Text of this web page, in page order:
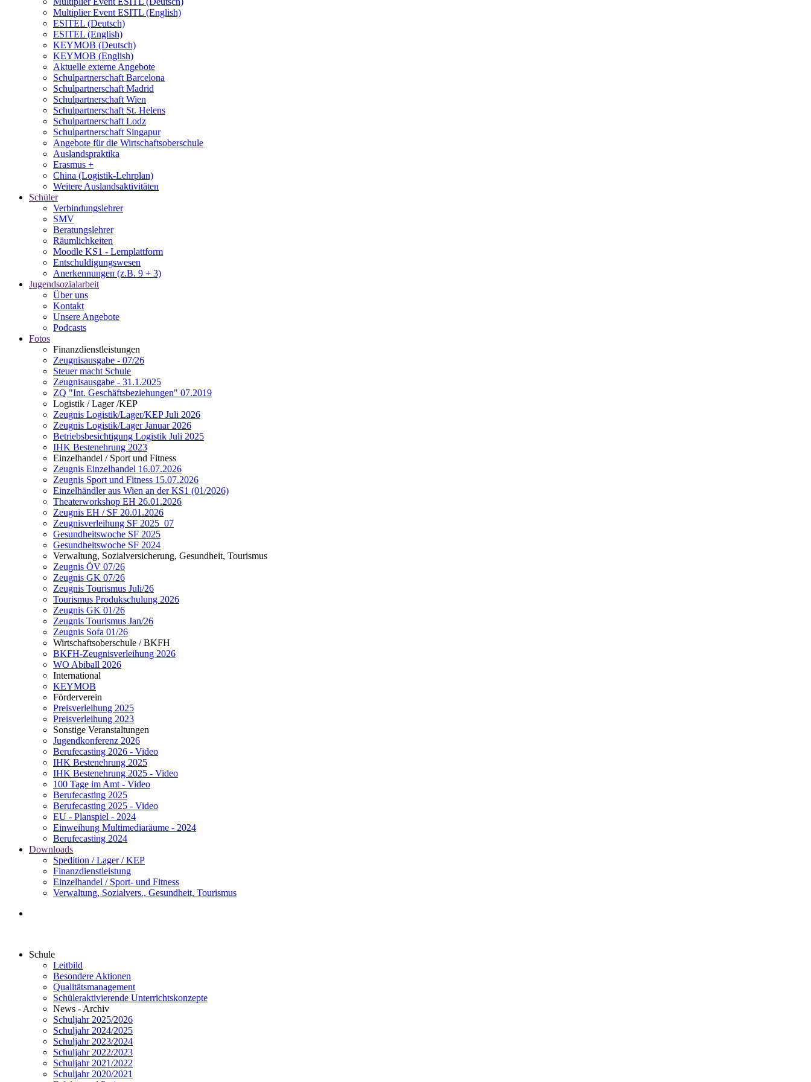
Multiplier Event ESITL (English)
ESITEL (Deutsch)
ESITEL (English)
KEYMOB (Deutsch)
KEYMOB (English)
Aktuelle externe Angebote
Schulpartnerschaft Barcelona
Schulpartnerschaft Madrid
Schulpartnerschaft Wien
Schulpartnerschaft St. Helens
Schulpartnerschaft Lodz
Schulpartnerschaft Singapur
Angebote für die Wirtschaftsoberschule
Auslandspraktika
Erasmus +
China (Logistik-Lehrplan)
Weitere Auslandsaktivitäten
Schüler
Verbindungslehrer
SMV
Beratungslehrer
Räumlichkeiten
Moodle KS1 - Lernplattform
Entschuldigungswesen
Anerkennungen (z.B. 9 + 3)
Jugendsozialarbeit
Über uns
Kontakt
Unsere Angebote
Podcasts
Fotos
Finanzdienstleistungen
Zeugnisausgabe - 07/26
Steuer macht Schule
Zeugnisausgabe - 31.1.2025
ZQ "Int. Geschäftsbeziehungen" 07.2019
Logistik / Lager /KEP
Zeugnis Logistik/Lager/KEP Juli 2026
Zeugnis Logistik/Lager Januar 2026
Betriebsbesichtigung Logistik Juli 2025
IHK Bestenehrung 2023
Einzelhandel / Sport und Fitness
Zeugnis Einzelhandel 16.07.2026
Zeugnis Sport und Fitness 15.07.2026
Einzelhändler aus Wien an der KS1 (01/2026)
Theaterworkshop EH 26.01.2026
Zeugnis EH / SF 20.01.2026
Zeugnisverleihung SF 2025_07
Gesundheitswoche SF 2025
Gesundheitswoche SF 2024
Verwaltung, Sozialversicherung, Gesundheit, Tourismus
Zeugnis ÖV 07/26
Zeugnis GK 07/26
Zeugnis Tourismus Juli/26
Tourismus Produkschulung 2026
Zeugnis GK 01/26
Zeugnis Tourismus Jan/26
Zeugnis Sofa 01/26
Wirtschaftsoberschule / BKFH
BKFH-Zeugnisverleihung 2026
WO Abiball 2026
International
KEYMOB
Förderverein
Preisverleihung 2025
Preisverleihung 2023
Sonstige Veranstaltungen
Jugendkonferenz 2026
Berufecasting 2026 - Video
IHK Bestenehrung 2025
IHK Bestenehrung 2025 - Video
100 Tage im Amt - Video
Berufecasting 2025
Berufecasting 2025 - Video
EU - Planspiel - 2024
Einweihung Multimediaräume - 2024
Berufecasting 2024
Downloads
Spedition / Lager / KEP
Finanzdienstleistung
Einzelhandel / Sport- und Fitness
Verwaltung, Sozialvers., Gesundheit, Tourismus
Schule
Leitbild
Besondere Aktionen
Qualitätsmanagement
Schüleraktivierende Unterrichtskonzepte
News - Archiv
Schuljahr 2025/2026
Schuljahr 2024/2025
Schuljahr 2023/2024
Schuljahr 2022/2023
Schuljahr 2021/2022
Schuljahr 2020/2021